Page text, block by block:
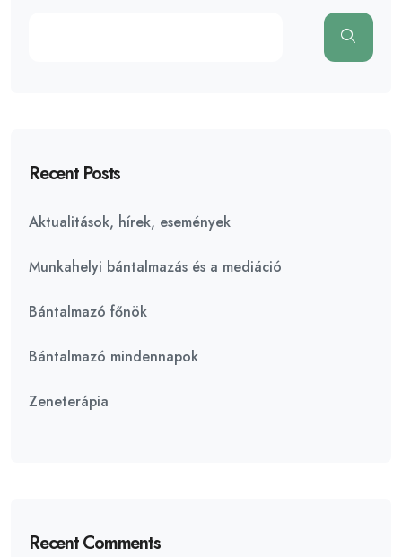
Recent Posts
Aktualitások, hírek, események
Munkahelyi bántalmazás és a mediáció
Bántalmazó főnök
Bántalmazó mindennapok
Zeneterápia
Recent Comments